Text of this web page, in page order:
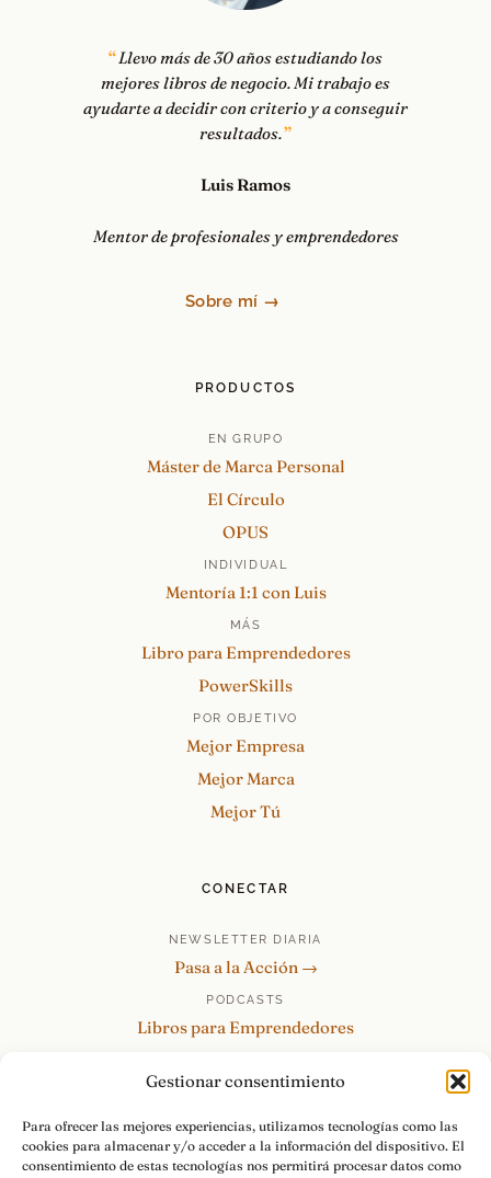
Gestionar consentimiento
Para ofrecer las mejores experiencias, utilizamos tecnologías como las
cookies para almacenar y/o acceder a la información del dispositivo. El
consentimiento de estas tecnologías nos permitirá procesar datos como
Llevo más de 30 años estudiando los
mejores libros de negocio. Mi trabajo es
ayudarte a decidir con criterio y a conseguir
resultados.
Luis Ramos
Mentor de profesionales y emprendedores
Sobre mí →
PRODUCTOS
EN GRUPO
Máster de Marca Personal
El Círculo
OPUS
INDIVIDUAL
Mentoría 1:1 con Luis
MÁS
Libro para Emprendedores
PowerSkills
POR OBJETIVO
Mejor Empresa
Mejor Marca
Mejor Tú
CONECTAR
NEWSLETTER DIARIA
Pasa a la Acción →
PODCASTS
Libros para Emprendedores
re:Invéntate / PowerSkills
MENTOR360
HABLAMOS